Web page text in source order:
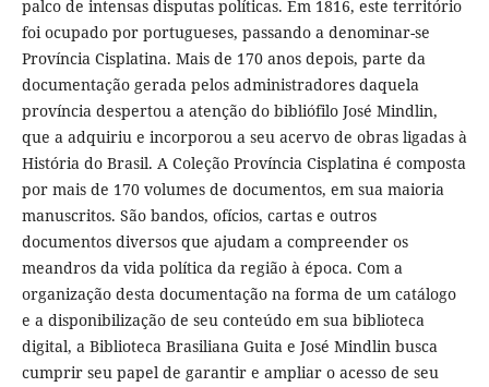
palco de intensas disputas políticas. Em 1816, este território
foi ocupado por portugueses, passando a denominar-se
Província Cisplatina. Mais de 170 anos depois, parte da
documentação gerada pelos administradores daquela
província despertou a atenção do bibliófilo José Mindlin,
que a adquiriu e incorporou a seu acervo de obras ligadas à
História do Brasil. A Coleção Província Cisplatina é composta
por mais de 170 volumes de documentos, em sua maioria
manuscritos. São bandos, ofícios, cartas e outros
documentos diversos que ajudam a compreender os
meandros da vida política da região à época. Com a
organização desta documentação na forma de um catálogo
e a disponibilização de seu conteúdo em sua biblioteca
digital, a Biblioteca Brasiliana Guita e José Mindlin busca
cumprir seu papel de garantir e ampliar o acesso de seu